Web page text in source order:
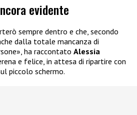
evidente
sempre dentro e che, secondo
dalla totale mancanza di
ha raccontato Alessia
e felice, in attesa di ripartire con
piccolo schermo.